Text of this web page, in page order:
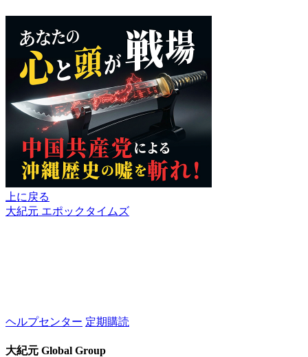
上に戻る
大紀元 エポックタイムズ
ヘルプセンター 定期購読
大紀元 Global Group